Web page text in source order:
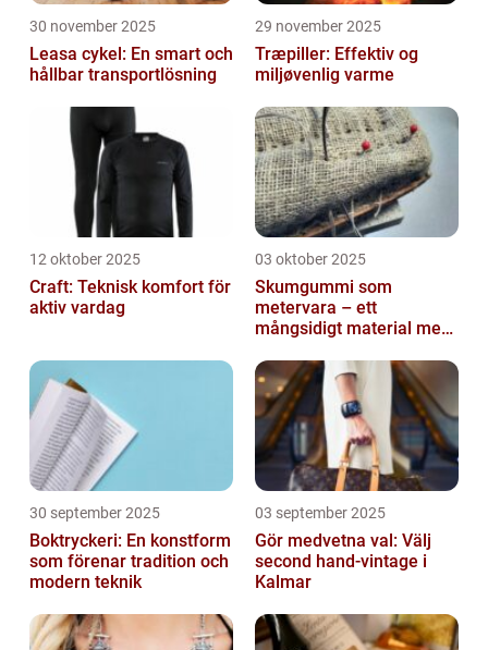
30 november 2025
Leasa cykel: En smart och
hållbar transportlösning
29 november 2025
Træpiller: Effektiv og
miljøvenlig varme
12 oktober 2025
Craft: Teknisk komfort för
aktiv vardag
03 oktober 2025
Skumgummi som
metervara – ett
mångsidigt material med
användningsområden
30 september 2025
Boktryckeri: En konstform
som förenar tradition och
modern teknik
03 september 2025
Gör medvetna val: Välj
second hand-vintage i
Kalmar